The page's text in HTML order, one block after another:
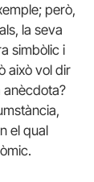
però,
la seva
simbòlic i
això vol dir
anècdota?
el qual